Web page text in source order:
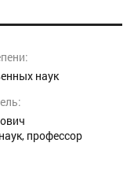
наук
профессор